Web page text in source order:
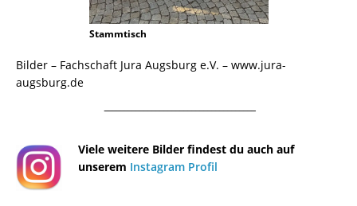
Stammtisch
Bilder – Fachschaft Jura Augsburg e.V. – www.jura-
augsburg.de
¯¯¯¯¯¯¯¯¯¯¯¯¯¯¯¯¯¯¯¯¯¯¯¯¯¯¯¯¯¯¯¯¯¯¯¯¯¯
Viele weitere Bilder findest du auch auf
unserem Instagram Profil